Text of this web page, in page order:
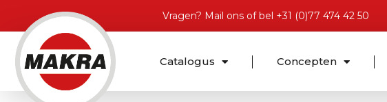
Vragen? Mail onsof bel +31 (0)77 474 42 50
Catalogus Concepten